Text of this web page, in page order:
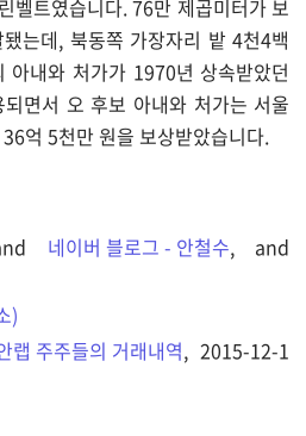
벨트였습니다. 76만 제곱미터가 보
는데, 북동쪽 가장자리 밭 4천4백
아내와 처가가 1970년 상속받았던
면서 오 후보 아내와 처가는 서울
억 5천만 원을 보상받았습니다.
네이버 블로그 - 안철수, and
)
랩 주주들의 거래내역, 2015-12-1